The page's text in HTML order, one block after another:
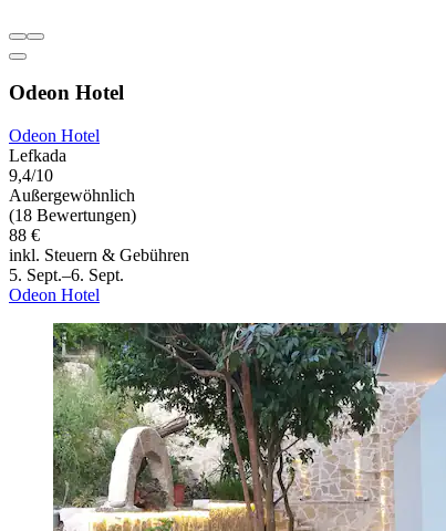
Odeon Hotel
Odeon Hotel
Lefkada
9,4/10
Außergewöhnlich
(18 Bewertungen)
88 €
inkl. Steuern & Gebühren
5. Sept.–6. Sept.
Odeon Hotel